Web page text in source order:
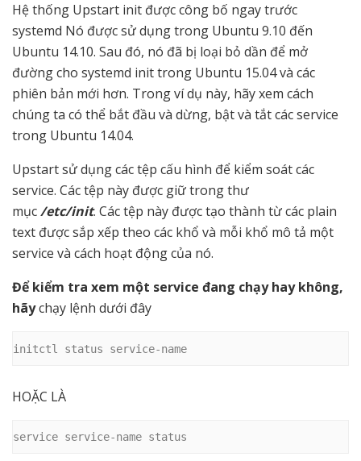
Hệ thống Upstart init được công bố ngay trước
systemd Nó được sử dụng trong Ubuntu 9.10 đến
Ubuntu 14.10. Sau đó, nó đã bị loại bỏ dần để mở
đường cho systemd init trong Ubuntu 15.04 và các
phiên bản mới hơn. Trong ví dụ này, hãy xem cách
chúng ta có thể bắt đầu và dừng, bật và tắt các service
trong Ubuntu 14.04.
Upstart sử dụng các tệp cấu hình để kiểm soát các
service. Các tệp này được giữ trong thư
mục/etc/init. Các tệp này được tạo thành từ các plain
text được sắp xếp theo các khổ và mỗi khổ mô tả một
service và cách hoạt động của nó.
Để kiểm tra xem một service đang chạy hay không,
hãychạy lệnh dưới đây
initctl status service-name
HOẶC LÀ
service service-name status